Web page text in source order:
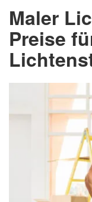
Maler
Preise